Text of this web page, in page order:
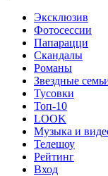
Эксклюзив
Фотосессии
Папарацци
Скандалы
Романы
Звездные
Тусовки
Топ-10
LOOK
Музыка и
Телешоу
Рейтинг
Вход